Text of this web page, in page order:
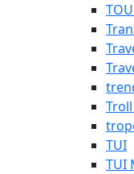
TUI
TUI